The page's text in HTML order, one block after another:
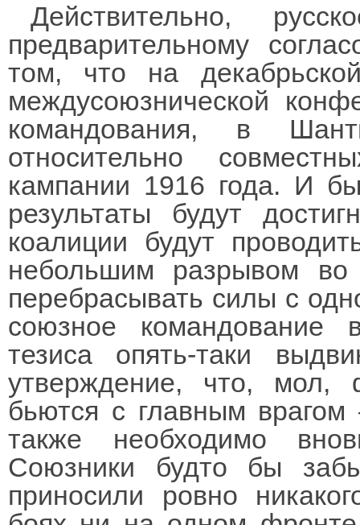
Действительно,
предварительному
том, что на
междусоюзнической
командования, в
относительно
кампании 1916 года. И
результаты будут
коалиции будут
небольшим разрывом
перебрасывать силы с
союзное командование
тезиса опять-таки
утверждение, что, мол,
бьются с главным
также необходимо
Союзники будто бы
приносили ровно